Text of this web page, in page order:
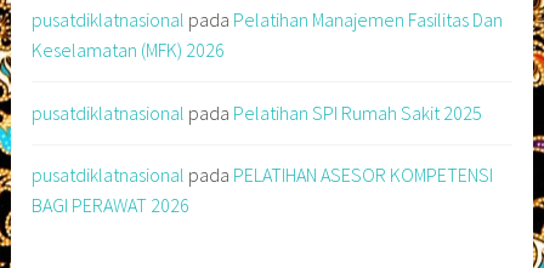
pusatdiklatnasional pada Pelatihan Manajemen Fasilitas Dan
Keselamatan (MFK) 2026
pusatdiklatnasional pada Pelatihan SPI Rumah Sakit 2025
pusatdiklatnasional pada PELATIHAN ASESOR KOMPETENSI
BAGI PERAWAT 2026